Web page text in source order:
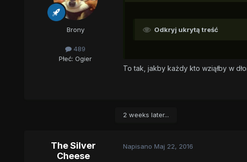
Brony
489
Płeć: Ogier
Odkryj ukrytą treść
To tak, jakby każdy kto wziąłby w
2 weeks later...
The Silver
Cheese
Napisano Maj 22, 2016